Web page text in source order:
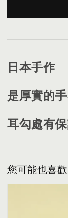
日本手作
是厚實的
耳勾處有
您可能也喜歡